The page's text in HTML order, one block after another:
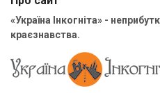
«Україна Інкогніта» -
краєзнавства.